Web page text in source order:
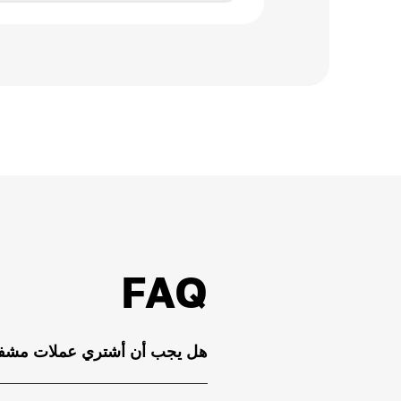
FAQ
هل يجب أن أشتري عملات